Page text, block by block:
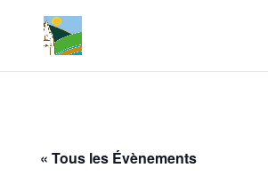
« Tous les Évènements